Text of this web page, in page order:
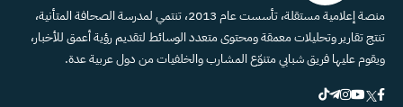
منصة إعلامية مستقلة، تأسست عام 2013، تنتمي لمدرسة الصحافة المتأنية،
تنتج تقارير وتحليلات معمقة ومحتوى متعدد الوسائط لتقديم رؤية أعمق للأخبار،
ويقوم عليها فريق شبابي متنوّع المشارب والخلفيات من دول عربية عدة.